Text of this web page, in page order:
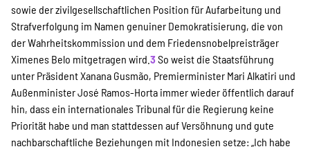
sowie der zivilgesellschaftlichen Position für Aufarbeitung und
Strafverfolgung im Namen genuiner Demokratisierung, die von
der Wahrheitskommission und dem Friedensnobelpreisträger
Ximenes Belo mitgetragen wird. 3So weist die Staatsführung
unter Präsident Xanana Gusmão, Premierminister Mari Alkatiri und
Außenminister José Ramos-Horta immer wieder öffentlich darauf
hin, dass ein internationales Tribunal für die Regierung keine
Priorität habe und man stattdessen auf Versöhnung und gute
nachbarschaftliche Beziehungen mit Indonesien setze: „Ich habe